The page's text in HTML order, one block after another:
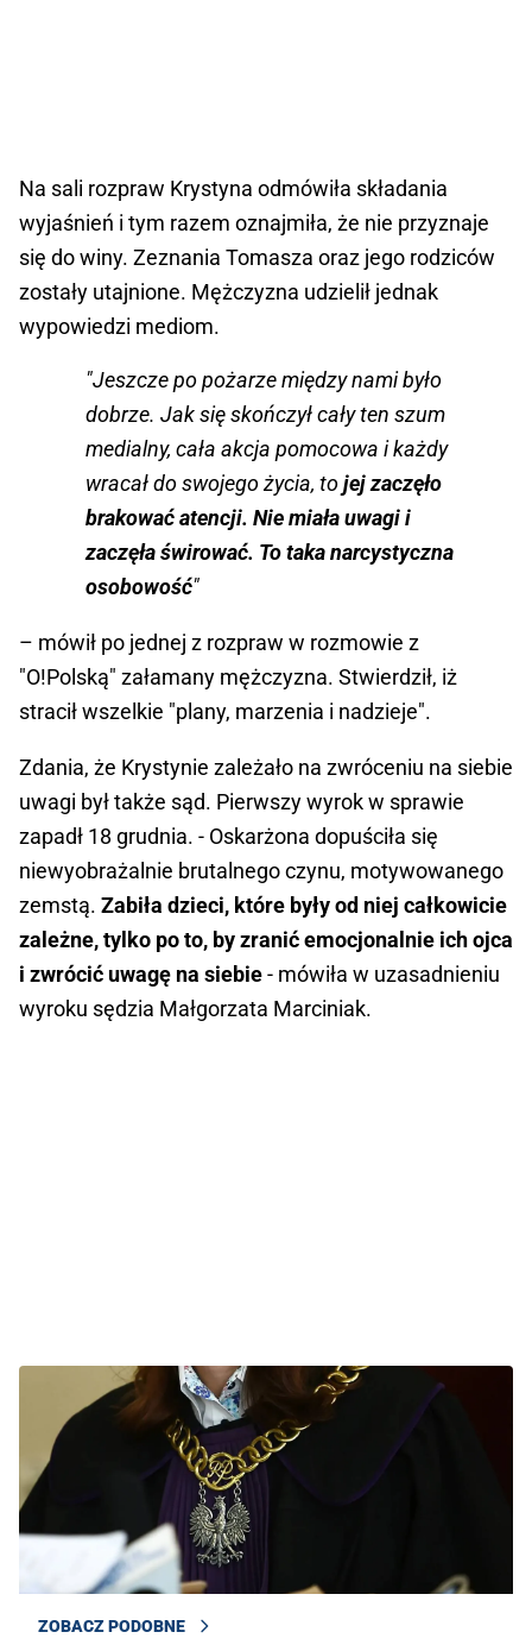
Na sali rozpraw Krystyna odmówiła składania
wyjaśnień i tym razem oznajmiła, że nie przyznaje
się do winy. Zeznania Tomasza oraz jego rodziców
zostały utajnione. Mężczyzna udzielił jednak
wypowiedzi mediom.
"Jeszcze po pożarze między nami było
dobrze. Jak się skończył cały ten szum
medialny, cała akcja pomocowa i każdy
wracał do swojego życia, tojej zaczęło
brakować atencji. Nie miała uwagi i
zaczęła świrować. To taka narcystyczna
osobowość"
– mówił po jednej z rozpraw w rozmowie z
"O!Polską" załamany mężczyzna. Stwierdził, iż
stracił wszelkie "plany, marzenia i nadzieje".
Zdania, że Krystynie zależało na zwróceniu na siebie
uwagi był także sąd. Pierwszy wyrok w sprawie
zapadł 18 grudnia. - Oskarżona dopuściła się
niewyobrażalnie brutalnego czynu, motywowanego
zemstą. Zabiła dzieci, które były od niej całkowicie
zależne, tylko po to, by zranić emocjonalnie ich ojca
i zwrócić uwagę na siebie- mówiła w uzasadnieniu
wyroku sędzia Małgorzata Marciniak.
ZOBACZ PODOBNE